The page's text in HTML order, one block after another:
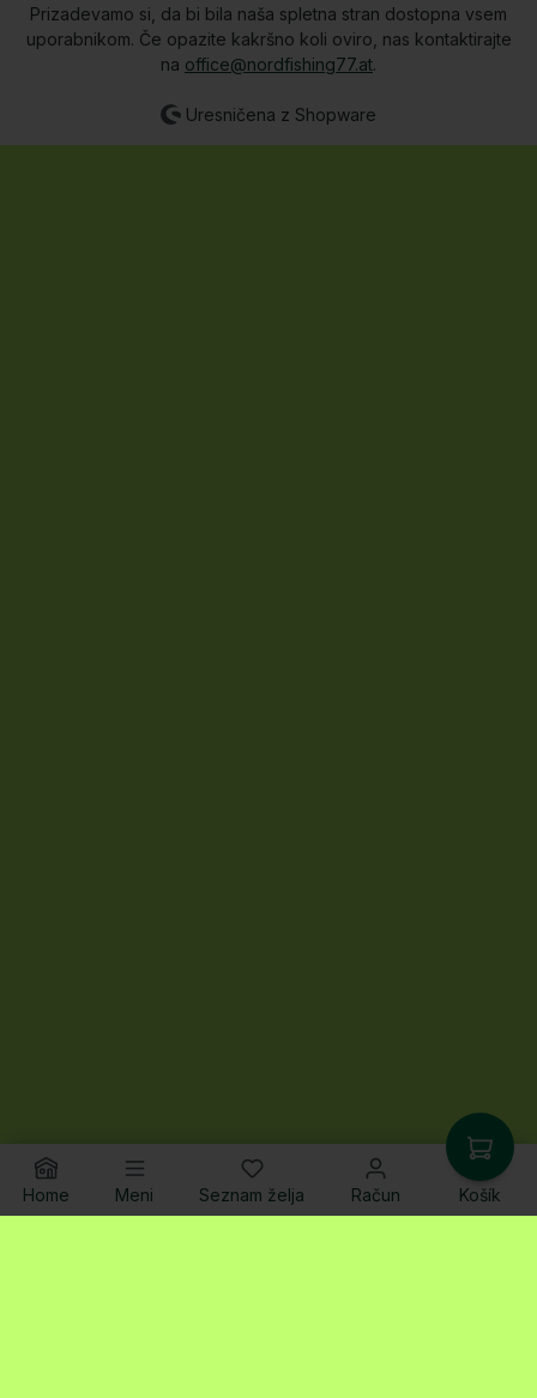
Prizadevamo si, da bi bila naša spletna stran dostopna vsem
uporabnikom. Če opazite kakršno koli oviro, nas kontaktirajte
na office@nordfishing77.at.
Uresničena z Shopware
Home Meni Seznam želja Račun Košík